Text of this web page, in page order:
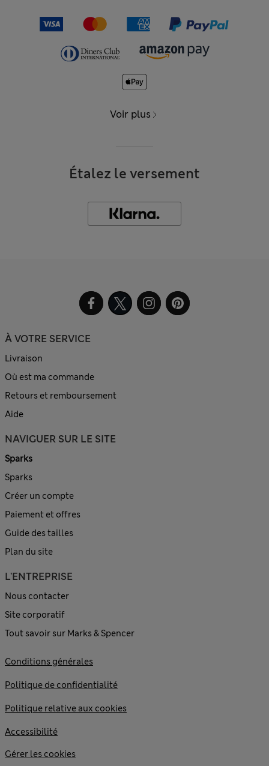
Voir plus
Étalez le versement
À VOTRE SERVICE
Livraison
Où est ma commande
Retours et remboursement
Aide
NAVIGUER SUR LE SITE
Sparks
Sparks
Créer un compte
Paiement et offres
Guide des tailles
Plan du site
L'ENTREPRISE
Nous contacter
Site corporatif
Tout savoir sur Marks & Spencer
Conditions générales
Politique de confidentialité
Politique relative aux cookies
Accessibilité
Gérer les cookies